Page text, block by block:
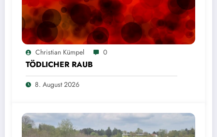
Christian Kümpel 0
TÖDLICHER RAUB
8. August 2026